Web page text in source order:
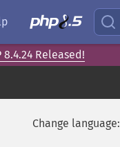
8.4.24 Released!
Change language: